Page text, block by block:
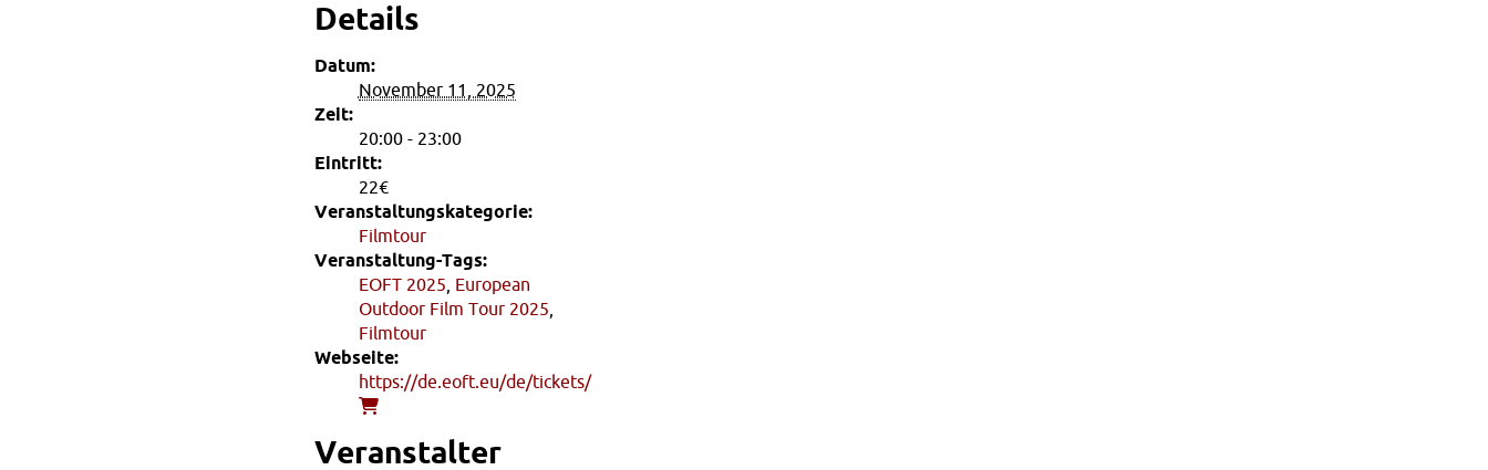
Details
Datum:
November 11, 2025
Zeit:
20:00 - 23:00
Eintritt:
22€
Veranstaltungskategorie:
Filmtour
Veranstaltung-Tags:
EOFT 2025 European
Outdoor Film Tour 2025
Filmtour
Webseite:
https://de.eoft.eu/de/tickets/
Veranstalter